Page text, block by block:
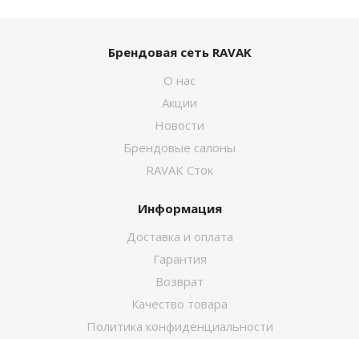
Брендовая сеть RAVAK
О нас
Акции
Новости
Брендовые салоны
RAVAK Сток
Информация
Доставка и оплата
Гарантия
Возврат
Качество товара
Политика конфиденциальности